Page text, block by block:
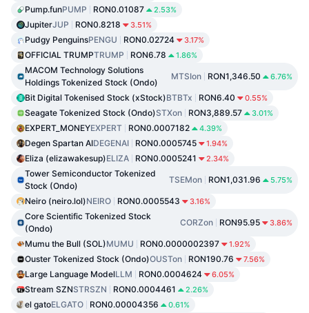
Pump.funPUMP RON0.01087 2.53%
JupiterJUP RON0.8218 3.51%
Pudgy PenguinsPENGU RON0.02724 3.17%
OFFICIAL TRUMPTRUMP RON6.78 1.86%
MACOM Technology Solutions
Holdings Tokenized Stock (Ondo)
MTSIon RON1,346.50 6.76%
Bit Digital Tokenised Stock (xStock)BTBTx RON6.40 0.55%
Seagate Tokenized Stock (Ondo)STXon RON3,889.57 3.01%
EXPERT_MONEYEXPERT RON0.0007182 4.39%
Degen Spartan AIDEGENAI RON0.0005745 1.94%
Eliza (elizawakesup)ELIZA RON0.0005241 2.34%
Tower Semiconductor Tokenized
Stock (Ondo)
TSEMon RON1,031.96 5.75%
Neiro (neiro.lol)NEIRO RON0.0005543 3.16%
Core Scientific Tokenized Stock
(Ondo)
CORZon RON95.95 3.86%
Mumu the Bull (SOL)MUMU RON0.0000002397 1.92%
Ouster Tokenized Stock (Ondo)OUSTon RON190.76 7.56%
Large Language ModelLLM RON0.0004624 6.05%
Stream SZNSTRSZN RON0.0004461 2.26%
el gatoELGATO RON0.00004356 0.61%